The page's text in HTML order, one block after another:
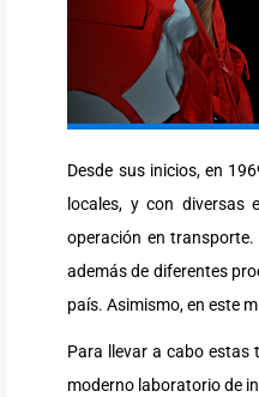
Desde sus inicios, en
locales, y con diversas
operación en
además de diferentes
país. Asimismo, en este
Para llevar a cabo estas
moderno laboratorio de